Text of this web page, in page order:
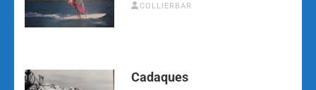
COLLIERBAR
Cadaques